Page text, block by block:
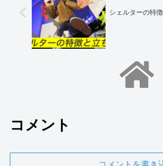
シェルターの特
コメント
コメントを書き